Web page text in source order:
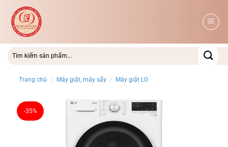
qua
dung
Trang chủ / Máy giặt, máy sấy / Máy giặt LG
-35%